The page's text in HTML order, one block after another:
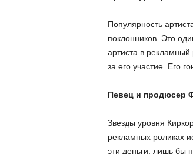
Популярность
поклонников. Это
артиста в рекламный
за его участие. Его
Певец и продюсер
Звезды уровня
рекламных роликах
эти деньги, лишь бы